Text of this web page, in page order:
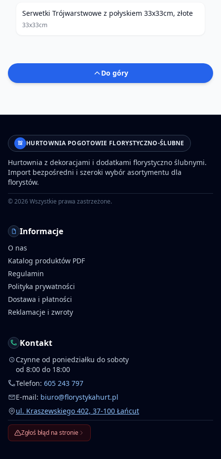
Serwetki Trójwarstwowe z połyskiem 33x33cm, złote
33x33cm
Do góry
HURTOWNIA POGOTOWIE FLORYSTYCZNO-ŚLUBNE
Hurtownia z dekoracjami i dodatkami florystyczno ślubnymi.
Import bezpośredni i szeroki wybór asortymentu dla
florystów.
©2026Wszystkie prawa zastrzeżone.
Informacje
O nas
Katalog produktów PDF
Regulamin
Polityka prywatności
Dostawa i płatności
Reklamacje i zwroty
Kontakt
Czynne od poniedziałku do soboty
od 8:00 do 18:00
Telefon: 605 243 797
E-mail: biuro@florystykahurt.pl
ul. Kraszewskiego 402, 37-100 Łańcut
Zgłoś błąd na stronie